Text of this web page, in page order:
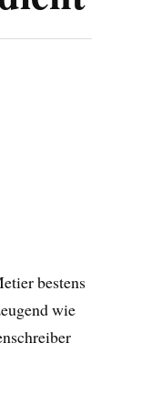
bestens
wie